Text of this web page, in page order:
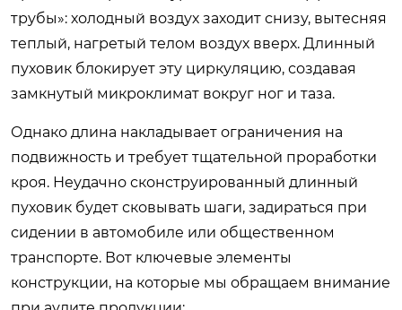
трубы»: холодный воздух заходит снизу, вытесняя
теплый, нагретый телом воздух вверх. Длинный
пуховик блокирует эту циркуляцию, создавая
замкнутый микроклимат вокруг ног и таза.
Однако длина накладывает ограничения на
подвижность и требует тщательной проработки
кроя. Неудачно сконструированный длинный
пуховик будет сковывать шаги, задираться при
сидении в автомобиле или общественном
транспорте. Вот ключевые элементы
конструкции, на которые мы обращаем внимание